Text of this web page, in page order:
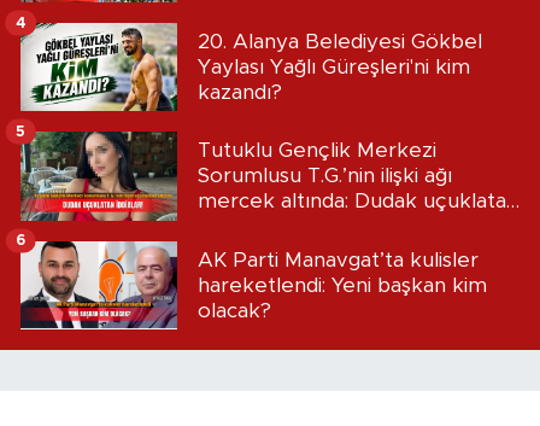
20. Alanya Belediyesi Gökbel
Yaylası Yağlı Güreşleri'ni kim
kazandı?
4
Tutuklu Gençlik Merkezi
Sorumlusu T.G.’nin ilişki ağı
mercek altında: Dudak uçuklatan
5
AK Parti Manavgat’ta kulisler
hareketlendi: Yeni başkan kim
olacak?
6